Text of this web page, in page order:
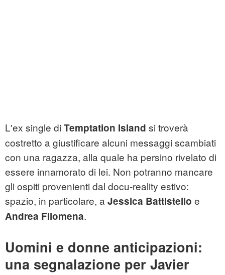
L'ex single di Temptation Island si troverà
costretto a giustificare alcuni messaggi scambiati
con una ragazza, alla quale ha persino rivelato di
essere innamorato di lei. Non potranno mancare
gli ospiti provenienti dal docu-reality estivo:
spazio, in particolare, a Jessica Battistello e
Andrea Filomena.
Uomini e donne anticipazioni:
una segnalazione per Javier